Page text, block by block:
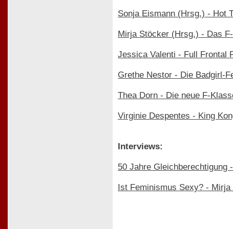
Sonja Eismann (Hrsg.) - Hot
Mirja Stöcker (Hrsg.) - Das
Jessica Valenti - Full Frontal
Grethe Nestor - Die Badgirl-
Thea Dorn - Die neue F-
Virginie Despentes - King
Interviews:
50 Jahre Gleichberechtigung
Ist Feminismus Sexy? -